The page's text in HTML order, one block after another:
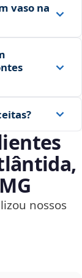
vaso na
nossos